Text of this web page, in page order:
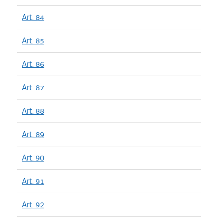
Art. 84
Art. 85
Art. 86
Art. 87
Art. 88
Art. 89
Art. 90
Art. 91
Art. 92